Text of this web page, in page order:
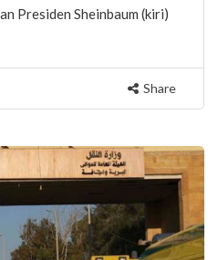
Presiden Sheinbaum (kiri)
Share